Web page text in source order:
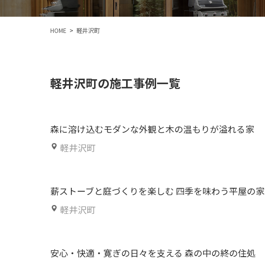
HOME 軽井沢町
軽井沢町の施工事例一覧
森に溶け込むモダンな外観と木の温もりが溢れる家
軽井沢町
薪ストーブと庭づくりを楽しむ 四季を味わう平屋の家
軽井沢町
安心・快適・寛ぎの日々を支える 森の中の終の住処